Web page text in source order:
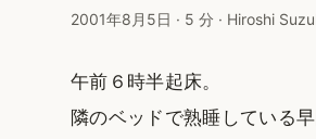
2001年8月5日 · 5 分 · Hiroshi
午前６時半起床。
隣のベッドで熟睡している